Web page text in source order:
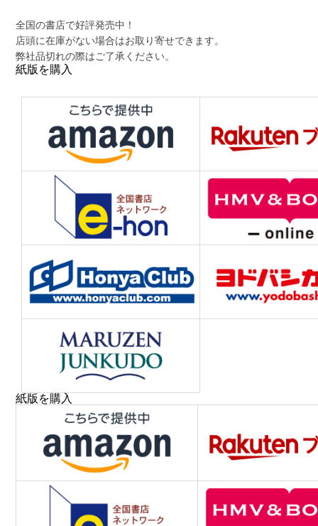
全国の書店で好評発売中！
店頭に在庫がない場合はお取り寄せできます。
弊社品切れの際はご了承ください。
紙版を購入
紙版を購入